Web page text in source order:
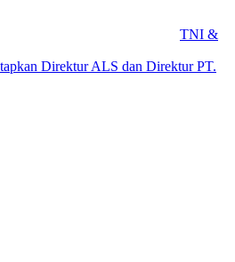
TNI &
Direktur ALS dan Direktur PT.